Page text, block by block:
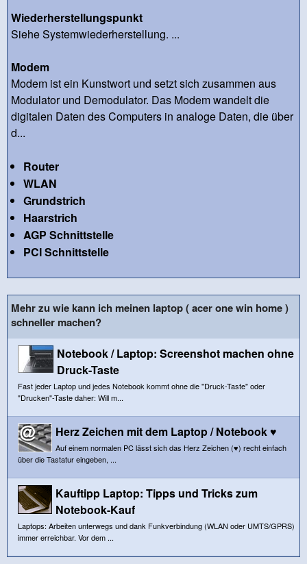
Wiederherstellungspunkt
Siehe Systemwiederherstellung. ...
Modem
Modem ist ein Kunstwort und setzt sich zusammen aus
Modulator und Demodulator. Das Modem wandelt die
digitalen Daten des Computers in analoge Daten, die über
d...
Router
WLAN
Grundstrich
Haarstrich
AGP Schnittstelle
PCI Schnittstelle
Mehr zu wie kann ich meinen laptop ( acer one win home )
schneller machen?
Notebook / Laptop: Screenshot machen ohne
Druck-Taste
Fast jeder Laptop und jedes Notebook kommt ohne die "Druck-Taste" oder
"Drucken"-Taste daher: Will m...
Herz Zeichen mit dem Laptop / Notebook ♥
Auf einem normalen PC lässt sich das Herz Zeichen (♥) recht einfach
über die Tastatur eingeben, ...
Kauftipp Laptop: Tipps und Tricks zum
Notebook-Kauf
Laptops: Arbeiten unterwegs und dank Funkverbindung (WLAN oder UMTS/GPRS)
immer erreichbar. Vor dem ...